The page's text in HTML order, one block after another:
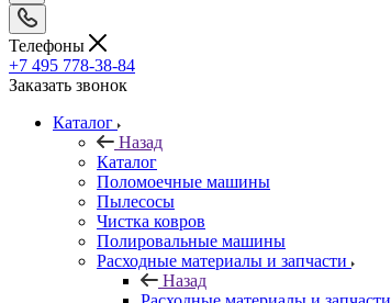
Телефоны
+7 495 778-38-84
Заказать звонок
Каталог
Назад
Каталог
Поломоечные машины
Пылесосы
Чистка ковров
Полировальные машины
Расходные материалы и запчасти
Назад